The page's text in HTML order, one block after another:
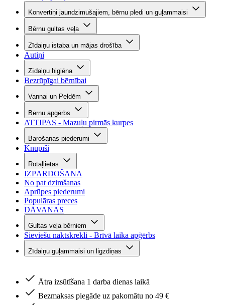
Konvertiņi jaundzimušajiem, bērnu pledi un guļammaisi
Bērnu gultas veļa
Zīdaiņu istaba un mājas drošība
Autiņi
Zīdaiņu higiēna
Bezrūpīgai bērnībai
Vannai un Peldēm
Bērnu apģērbs
ATTIPAS - Mazuļu pirmās kurpes
Barošanas piederumi
Knupīši
Rotaļlietas
IZPĀRDOŠANA
No pat dzimšanas
Aprūpes piederumi
Populāras preces
DĀVANAS
Gultas veļa bērniem
Sieviešu naktskrekli - Brīvā laika apģērbs
Zīdaiņu guļammaisi un ligzdiņas
Ātra izsūtīšana 1 darba dienas laikā
Bezmaksas piegāde uz pakomātu no 49 €